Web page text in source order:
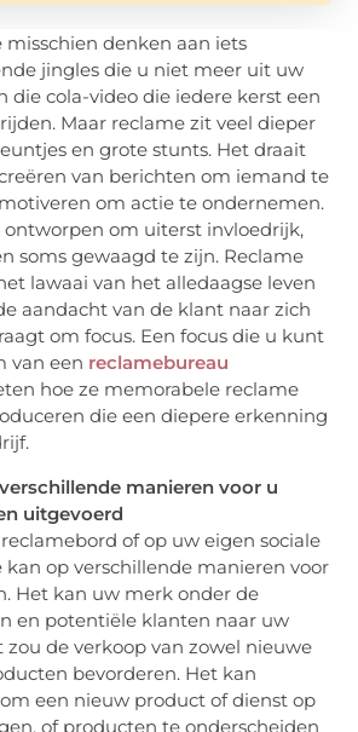
denken aan iets
jingles die u niet meer uit uw
die cola-video die iedere kerst een
Maar reclame zit veel dieper
en grote stunts. Het draait
van berichten om iemand te
om actie te ondernemen.
ontworpen om uiterst invloedrijk,
soms gewaagd te zijn. Reclame
lawaai van het alledaagse leven
aandacht van de klant naar zich
om focus. Een focus die u kunt
van een reclamebureau
hoe ze memorabele reclame
die een diepere erkenning
manieren voor u
uitgevoerd
of op uw eigen sociale
kan op verschillende manieren voor
Het kan uw merk onder de
en potentiële klanten naar uw
zou de verkoop van zowel nieuwe
bevorderen. Het kan
een nieuw product of dienst op
of producten te onderscheiden